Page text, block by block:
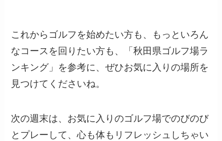
これからゴルフを始めたい方も、もっといろん
なコースを回りたい方も、「秋田県ゴルフ場ラ
ンキング」を参考に、ぜひお気に入りの場所を
見つけてくださいね。
次の週末は、お気に入りのゴルフ場でのびのび
とプレーして、心も体もリフレッシュしちゃい